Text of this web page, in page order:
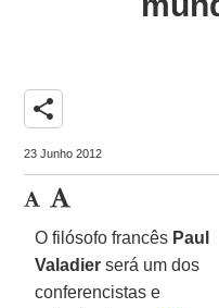
share
23 Junho 2012
O filósofo francês Paul
Valadierserá um dos
conferencistas e